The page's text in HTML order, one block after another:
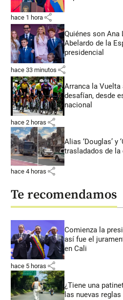
hace 1 hora share
Quiénes son
Abelardo de la
presidencial
hace 33 minutos share
Arranca la
desafían, desde
nacional
hace 2 horas share
Alias ‘Douglas’ y
trasladados de
hace 4 horas share
Te recomendamos
Comienza la
así fue el
en Cali
hace 5 horas share
¿Tiene una
las nuevas